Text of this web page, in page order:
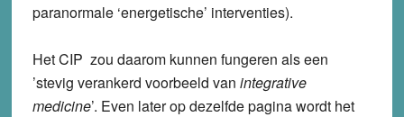
paranormale ‘energetische’ interventies).
Het CIP zou daarom kunnen fungeren als een
’stevig verankerd voorbeeld van integrative
medicine’. Even later op dezelfde pagina wordt het